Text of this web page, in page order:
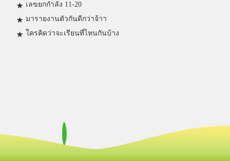
เลขยกกำลัง 11-20
มารายงานตัวกันดีกว่าจ้าา
ใครคิดว่าจะเรียนที่ไหนกันบ้าง